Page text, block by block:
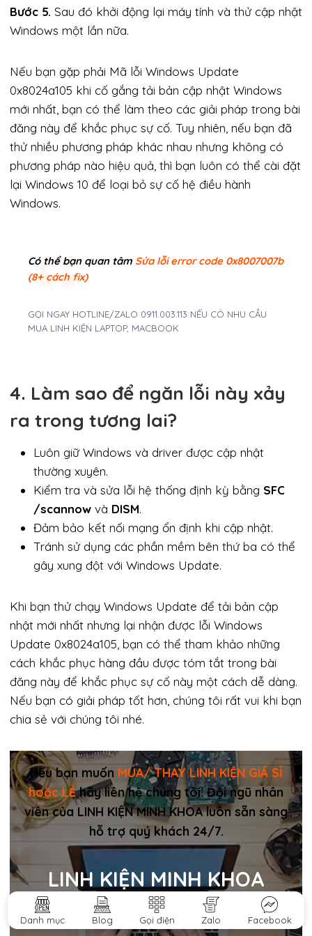
Bước 5. Sau đó khởi động lại máy tính và thử cập nhật
Windows một lần nữa.
Nếu bạn gặp phải Mã lỗi Windows Update
0x8024a105 khi cố gắng tải bản cập nhật Windows
mới nhất, bạn có thể làm theo các giải pháp trong bài
đăng này để khắc phục sự cố. Tuy nhiên, nếu bạn đã
thử nhiều phương pháp khác nhau nhưng không có
phương pháp nào hiệu quả, thì bạn luôn có thể cài đặt
lại Windows 10 để loại bỏ sự cố hệ điều hành
Windows.
Có thể bạn quan tâm Sửa lỗi error code 0x8007007b
(8+ cách fix)
GỌI NGAY HOTLINE/ZALO 0911.003.113 NẾU CÓ NHU CẦU
MUA LINH KIỆN LAPTOP, MACBOOK
4. Làm sao để ngăn lỗi này xảy
ra trong tương lai?
Luôn giữ Windows và driver được cập nhật
thường xuyên.
Kiểm tra và sửa lỗi hệ thống định kỳ bằng SFC
/scannow và DISM.
Đảm bảo kết nối mạng ổn định khi cập nhật.
Tránh sử dụng các phần mềm bên thứ ba có thể
gây xung đột với Windows Update.
Khi bạn thử chạy Windows Update để tải bản cập
nhật mới nhất nhưng lại nhận được lỗi Windows
Update 0x8024a105, bạn có thể tham khảo những
cách khắc phục hàng đầu được tóm tắt trong bài
đăng này để khắc phục sự cố này một cách dễ dàng.
Nếu bạn có giải pháp tốt hơn, chúng tôi rất vui khi bạn
chia sẻ với chúng tôi nhé.
Nếu bạn muốn MUA/ THAY LINH KIỆN GIÁ SỈ
hoặc LẺhãy liên hệ chúng tôi. Đội ngũ nhân
viên của LINH KIỆN MINH KHOA luôn sẵn sàng
hỗ trợ quý khách 24/7.
LINH KIỆN MINH KHOA
ĐANG Ở ĐÀ NẴNG
Danh mục Blog Gọi điện Zalo Facebook